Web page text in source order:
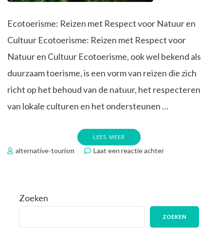
Ecotoerisme: Reizen met Respect voor Natuur en
Cultuur Ecotoerisme: Reizen met Respect voor
Natuur en Cultuur Ecotoerisme, ook wel bekend als
duurzaam toerisme, is een vorm van reizen die zich
richt op het behoud van de natuur, het respecteren
van lokale culturen en het ondersteunen …
LEES MEER
alternative-tourism Laat een reactie achterop
ontdekken
Zoeken
ZOEKEN